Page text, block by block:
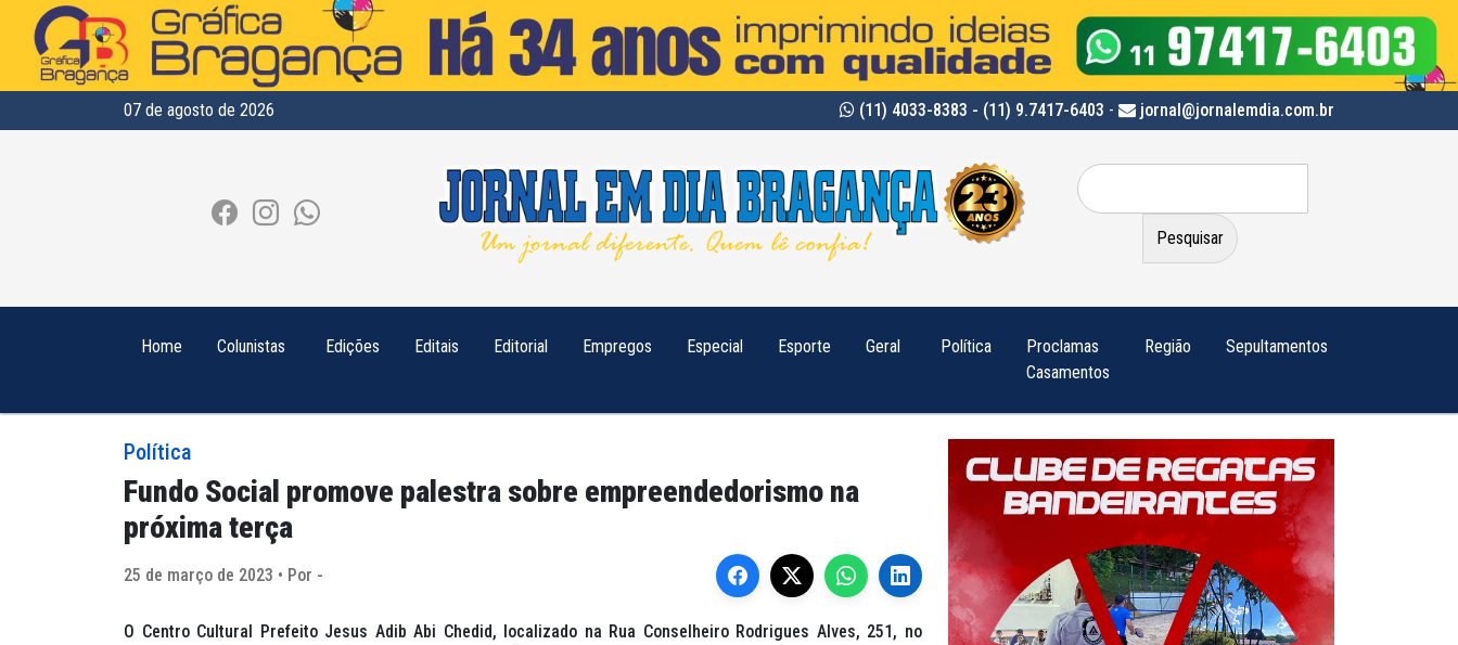
07 de agosto de 2026 (11) 4033-8383 - (11) 9.7417-6403 - jornal@jornalemdia.com.br
Pesquisar
por:
Home Colunistas Edições Editais Editorial Empregos Especial Esporte Geral Política
Proclamas
Casamentos
Região Sepultamentos
Política
Fundo Social promove palestra sobre empreendedorismo na
próxima terça
25 de março de 2023 • Por -
O Centro Cultural Prefeito Jesus Adib Abi Chedid, localizado na Rua Conselheiro Rodrigues Alves, 251, no